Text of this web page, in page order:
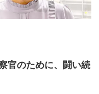
官のために、闘い続